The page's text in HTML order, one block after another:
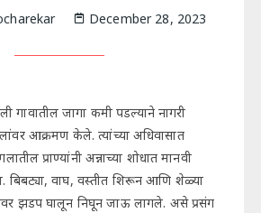
December 28, 2023
गावातील जागा कमी पडल्याने नागरी
आक्रमण केले. त्यांच्या अधिवासात
प्राण्यांनी अन्नाच्या शोधात मानवी
बिबट्या, वाघ, वस्तीत शिरून आणि शेळ्या
झडप घालून निघून जाऊ लागले. असे प्रसंग